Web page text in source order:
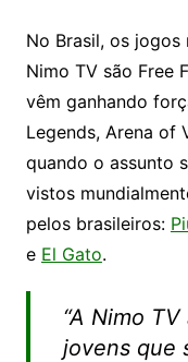
No Brasil, os jogos
Nimo TV são Free
vêm ganhando
Legends, Arena of
quando o assunto
vistos
pelos brasileiros:
e El Gato.
“A Nimo
jovens que